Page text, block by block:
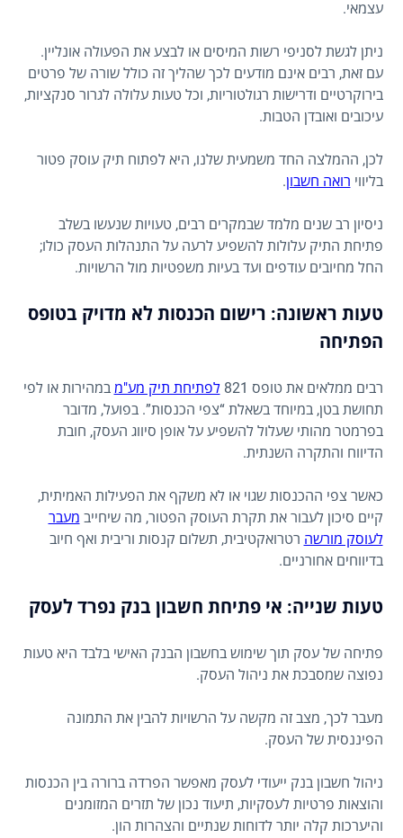
עצמאי.
ניתן לגשת לסניפי רשות המיסים או לבצע את הפעולה אונליין.
עם זאת, רבים אינם מודעים לכך שהליך זה כולל שורה של פרטים
בירוקרטיים ודרישות רגולטוריות, וכל טעות עלולה לגרור סנקציות,
עיכובים ואובדן הטבות.
לכן, ההמלצה החד משמעית שלנו, היא לפתוח תיק עוסק פטור
בליווי רואה חשבון.
ניסיון רב שנים מלמד שבמקרים רבים, טעויות שנעשו בשלב
פתיחת התיק עלולות להשפיע לרעה על התנהלות העסק כולו;
החל מחיובים עודפים ועד בעיות משפטיות מול הרשויות.
טעות ראשונה: רישום הכנסות לא מדויק בטופס
הפתיחה
רבים ממלאים את טופס 821 לפתיחת תיק מע"מ במהירות או לפי
תחושת בטן, במיוחד בשאלת “צפי הכנסות”. בפועל, מדובר
בפרמטר מהותי שעלול להשפיע על אופן סיווג העסק, חובת
הדיווח והתקרה השנתית.
כאשר צפי ההכנסות שגוי או לא משקף את הפעילות האמיתית,
קיים סיכון לעבור את תקרת העוסק הפטור, מה שיחייב מעבר
לעוסק מורשה רטרואקטיבית, תשלום קנסות וריבית ואף חיוב
בדיווחים אחורניים.
טעות שנייה: אי פתיחת חשבון בנק נפרד לעסק
פתיחה של עסק תוך שימוש בחשבון הבנק האישי בלבד היא טעות
נפוצה שמסבכת את ניהול העסק.
מעבר לכך, מצב זה מקשה על הרשויות להבין את התמונה
הפיננסית של העסק.
ניהול חשבון בנק ייעודי לעסק מאפשר הפרדה ברורה בין הכנסות
והוצאות פרטיות לעסקיות, תיעוד נכון של תזרים המזומנים
והיערכות קלה יותר לדוחות שנתיים והצהרות הון.